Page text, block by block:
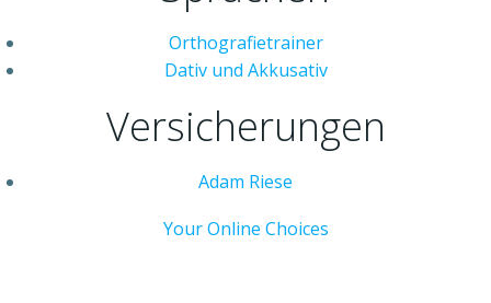
Orthografietrainer
Dativ und Akkusativ
Versicherungen
Adam Riese
Your Online Choices